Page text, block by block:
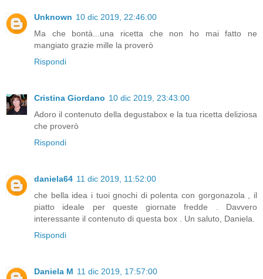
Unknown 10 dic 2019, 22:46:00
Ma che bontà...una ricetta che non ho mai fatto ne
mangiato grazie mille la proverò
Rispondi
Cristina Giordano 10 dic 2019, 23:43:00
Adoro il contenuto della degustabox e la tua ricetta deliziosa
che proverò
Rispondi
daniela64 11 dic 2019, 11:52:00
che bella idea i tuoi gnochi di polenta con gorgonazola , il
piatto ideale per queste giornate fredde . Davvero
interessante il contenuto di questa box . Un saluto, Daniela.
Rispondi
Daniela M 11 dic 2019, 17:57:00